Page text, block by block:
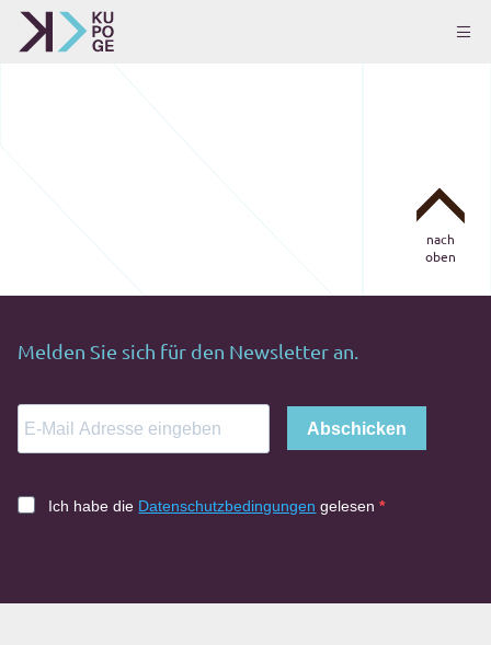
nach
oben
Melden Sie sich für den Newsletter an.
Abschicken
Ich habe die Datenschutzbedingungen gelesen